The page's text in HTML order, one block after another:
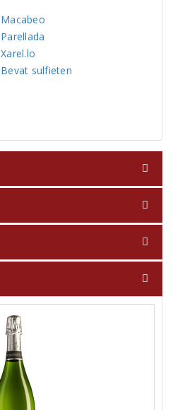
Macabeo
Parellada
Xarel.lo
Bevat sulfieten